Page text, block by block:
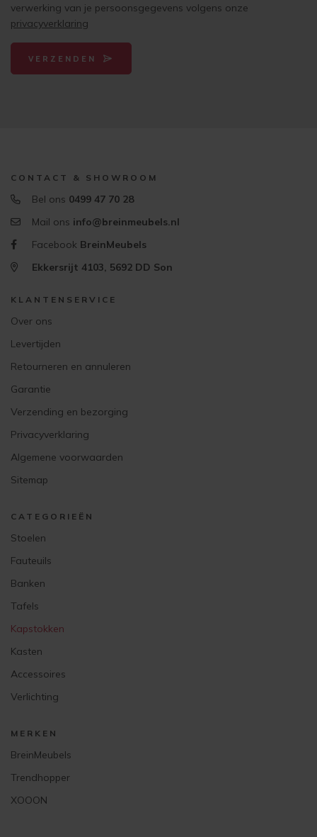
verwerking van je persoonsgegevens volgens onze
privacyverklaring
VERZENDEN
CONTACT & SHOWROOM
Bel ons 0499 47 70 28
Mail ons info@breinmeubels.nl
Facebook BreinMeubels
Ekkersrijt 4103, 5692 DD Son
KLANTENSERVICE
Over ons
Levertijden
Retourneren en annuleren
Garantie
Verzending en bezorging
Privacyverklaring
Algemene voorwaarden
Sitemap
CATEGORIEËN
Stoelen
Fauteuils
Banken
Tafels
Kapstokken
Kasten
Accessoires
Verlichting
MERKEN
BreinMeubels
Trendhopper
XOOON